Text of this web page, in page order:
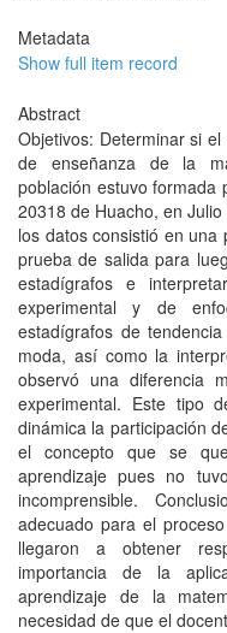
Metadata
Show full item record
Abstract
Objetivos: Determinar si
de enseñanza de la
población estuvo formada
20318 de Huacho, en
los datos consistió en
prueba de salida para
estadígrafos e
experimental y de
estadígrafos de
moda, así como la
observó una diferencia
experimental. Este tipo
dinámica la participación
el concepto que se
aprendizaje pues no
incomprensible.
adecuado para el
llegaron a obtener
importancia de la
aprendizaje de la
necesidad de que el